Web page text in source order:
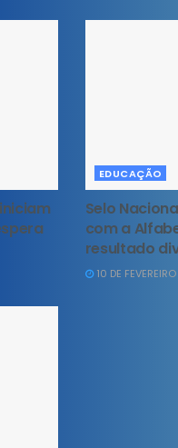
EDUCAÇÃO
Selo
com a
resultado
10 DE